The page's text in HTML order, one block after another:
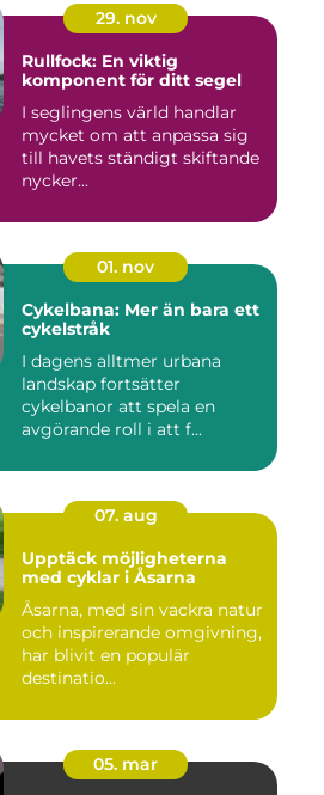
29. nov
Rullfock: En viktig
komponent för ditt segel
I seglingens värld handlar
mycket om att anpassa sig
till havets ständigt skiftande
nycker...
01. nov
Cykelbana: Mer än bara ett
cykelstråk
I dagens alltmer urbana
landskap fortsätter
cykelbanor att spela en
avgörande roll i att f...
07. aug
Upptäck möjligheterna
med cyklar i Åsarna
Åsarna, med sin vackra natur
och inspirerande omgivning,
har blivit en populär
destinatio...
05. mar